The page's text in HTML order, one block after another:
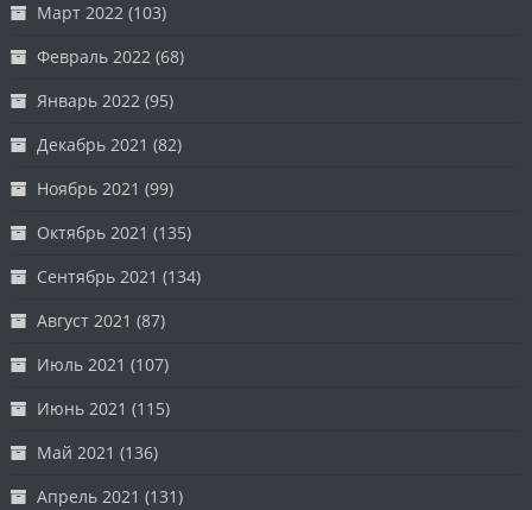
Март 2022 (103)
Февраль 2022 (68)
Январь 2022 (95)
Декабрь 2021 (82)
Ноябрь 2021 (99)
Октябрь 2021 (135)
Сентябрь 2021 (134)
Август 2021 (87)
Июль 2021 (107)
Июнь 2021 (115)
Май 2021 (136)
Апрель 2021 (131)